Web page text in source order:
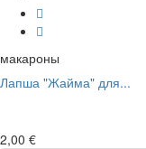
макароны
Лапша "Жайма" для...
2,00 €